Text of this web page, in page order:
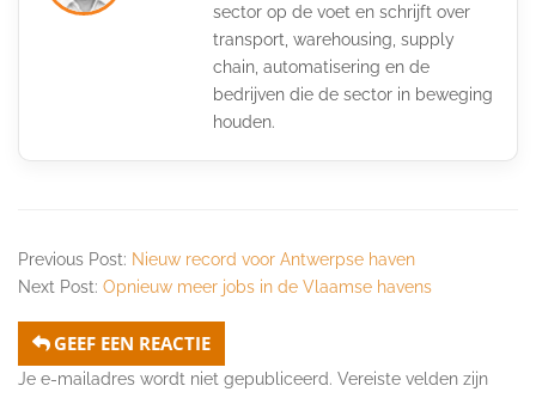
sector op de voet en schrijft over
transport, warehousing, supply
chain, automatisering en de
bedrijven die de sector in beweging
houden.
Previous Post: Nieuw record voor Antwerpse haven
Next Post: Opnieuw meer jobs in de Vlaamse havens
GEEF EEN REACTIE
Je e-mailadres wordt niet gepubliceerd. Vereiste velden zijn